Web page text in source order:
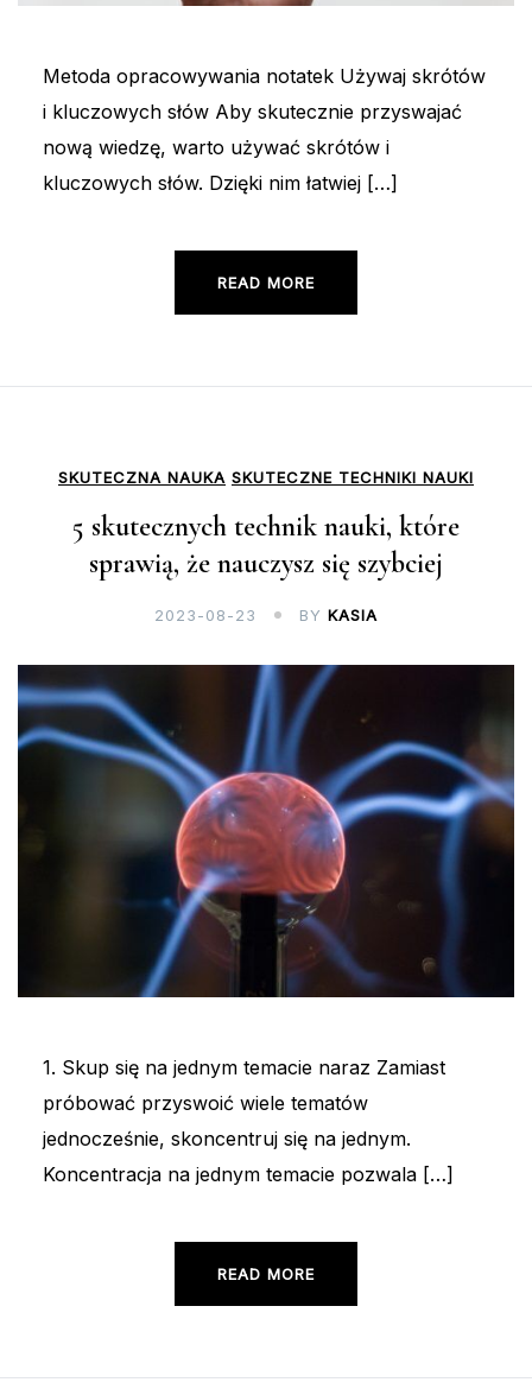
Metoda opracowywania notatek Używaj skrótów
i kluczowych słów Aby skutecznie przyswajać
nową wiedzę, warto używać skrótów i
kluczowych słów. Dzięki nim łatwiej […]
READ MORE
SKUTECZNA NAUKA SKUTECZNE TECHNIKI NAUKI
5 skutecznych technik nauki, które
sprawią, że nauczysz się szybciej
2023-08-23 BY KASIA
1. Skup się na jednym temacie naraz Zamiast
próbować przyswoić wiele tematów
jednocześnie, skoncentruj się na jednym.
Koncentracja na jednym temacie pozwala […]
READ MORE